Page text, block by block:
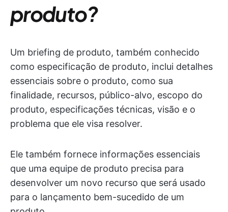
produto?
Um briefing de produto, também conhecido
como especificação de produto, inclui detalhes
essenciais sobre o produto, como sua
finalidade, recursos, público-alvo, escopo do
produto, especificações técnicas, visão e o
problema que ele visa resolver.
Ele também fornece informações essenciais
que uma equipe de produto precisa para
desenvolver um novo recurso que será usado
para o lançamento bem-sucedido de um